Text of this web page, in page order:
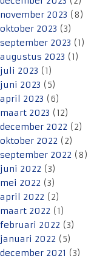
november 2023 (8)
oktober 2023 (3)
september 2023 (1)
augustus 2023 (1)
juli 2023 (1)
juni 2023 (5)
april 2023 (6)
maart 2023 (12)
december 2022 (2)
oktober 2022 (2)
september 2022 (8)
juni 2022 (3)
mei 2022 (3)
april 2022 (2)
maart 2022 (1)
februari 2022 (3)
januari 2022 (5)
december 2021 (3)